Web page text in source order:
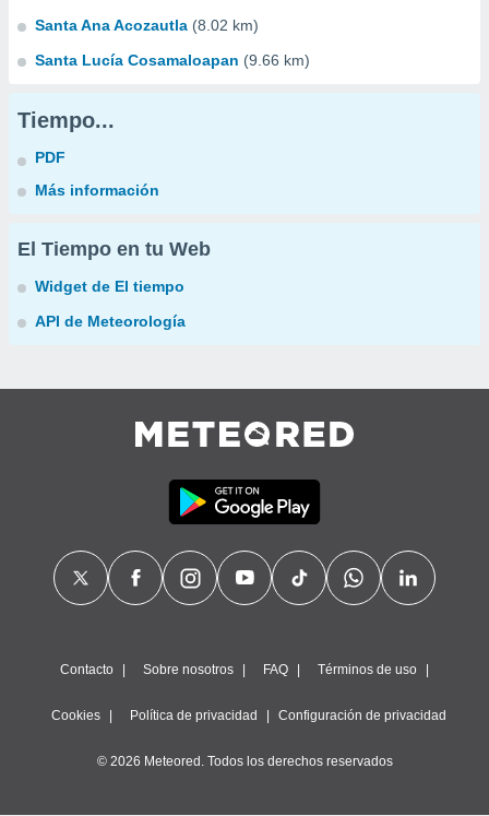
Santa Ana Acozautla (8.02 km)
Santa Lucía Cosamaloapan (9.66 km)
Tiempo...
PDF
Más información
El Tiempo en tu Web
Widget de El tiempo
API de Meteorología
Contacto Sobre nosotros FAQ Términos de uso
Cookies Política de privacidad Configuración de privacidad
© 2026 Meteored. Todos los derechos reservados